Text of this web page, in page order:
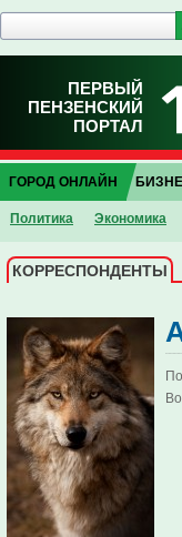
ПЕРВЫЙ
ПЕНЗЕНСКИЙ
ПОРТАЛ
ГОРОД ОНЛАЙН
Политика Экономика
КОРРЕСПОНДЕНТЫ